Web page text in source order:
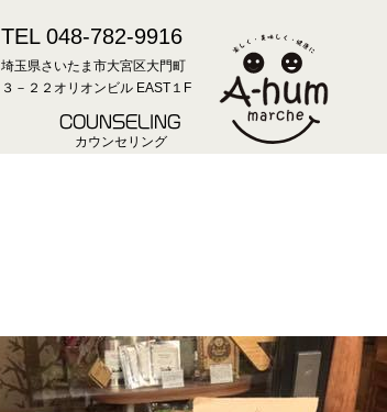
TEL 048-782-9916
埼玉県さいたま市大宮区大門町
３－２２オリオンビル EAST１F
COUNSELING
カウンセリング